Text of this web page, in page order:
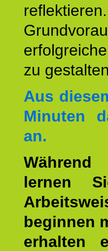
zu
Aus
Minuten
an.
lernen
beginnen
erhalten